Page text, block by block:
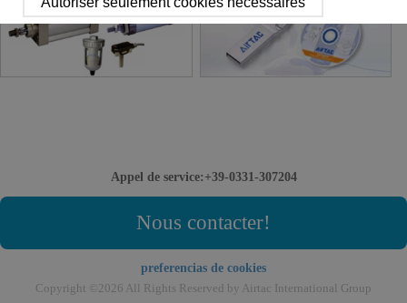
Appel de service:+39-0331-307204
Nous contacter!
preferencias de cookies
Copyright ©2026 All Rights Reserved by Airtac International Group